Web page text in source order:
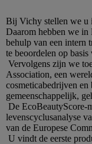
Bij Vichy stellen we u
Daarom hebben we in
behulp van een intern
te beoordelen op
Vervolgens zijn we
Association, een
cosmeticabedrijven en
gemeenschappelijk,
De EcoBeautyScore-
levenscyclusanalyse
van de Europese
U vindt de eerste